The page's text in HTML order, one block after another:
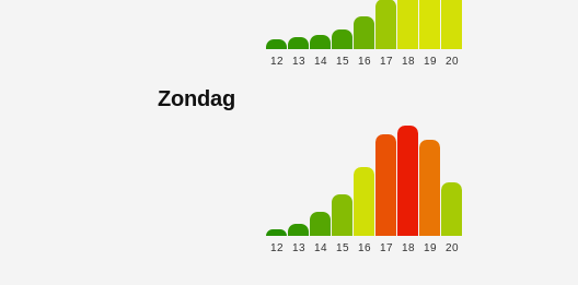
12 13 14 15 16 17 18 19 20
Zondag
12 13 14 15 16 17 18 19 20